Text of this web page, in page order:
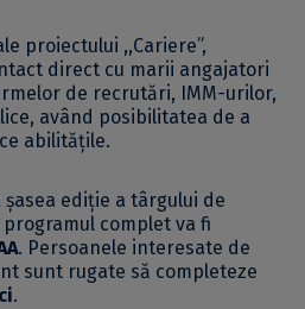
proiectului ,,Cariere”,
direct cu marii angajatori
de recrutări, IMM-urilor,
având posibilitatea de a
abilitățile.
ediție a târgului de
complet va fi
. Persoanele interesate de
sunt rugate să completeze
.